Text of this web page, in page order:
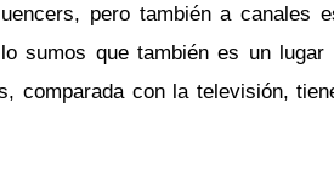
pero también a canales
sumos que también es un lugar
comparada con la televisión,